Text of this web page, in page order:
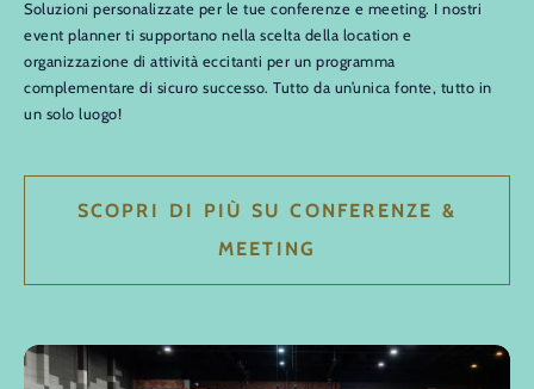
Soluzioni personalizzate per le tue conferenze e meeting. I nostri
event planner ti supportano nella scelta della location e
organizzazione di attività eccitanti per un programma
complementare di sicuro successo. Tutto da un’unica fonte, tutto in
un solo luogo!
SCOPRI DI PIÙ SU CONFERENZE &
MEETING